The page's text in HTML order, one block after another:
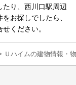
たり、西川口駅周辺
お探しでしたら、
ください。
Ｕハイムの建物情報・